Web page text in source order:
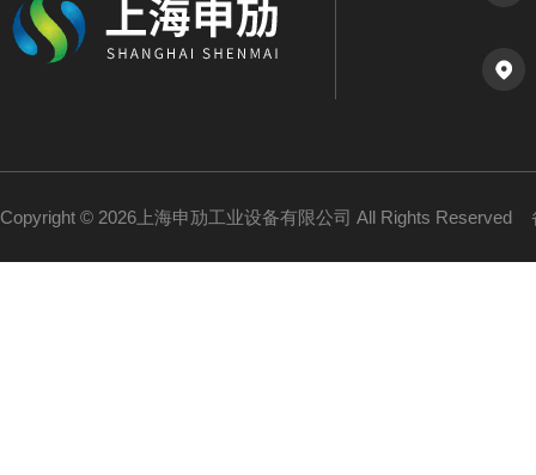
Copyright © 2026上海申劢工业设备有限公司 All Rights Reserved